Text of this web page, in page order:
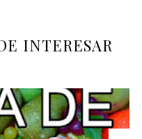
INTERESAR